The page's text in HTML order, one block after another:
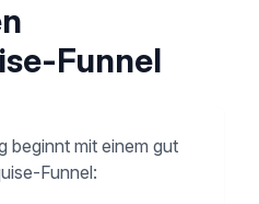
Funnel
beginnt mit einem gut
Funnel: